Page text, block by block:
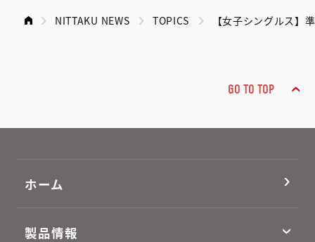
NITTAKU NEWS TOPICS 【女子シングルス】
GO TO TOP
ホーム
製品情報